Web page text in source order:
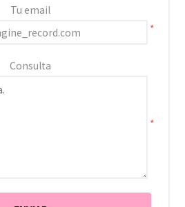
Tu email
*
Consulta
*